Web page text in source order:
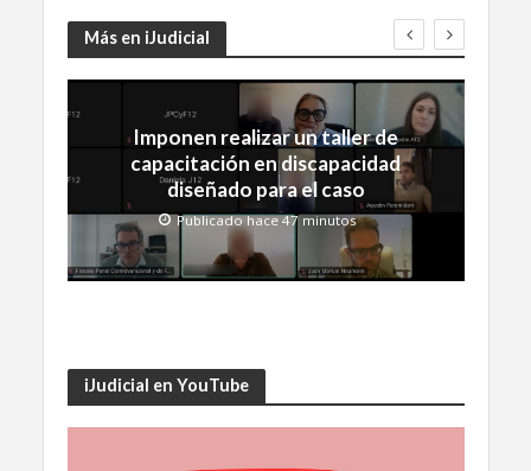
Más en iJudicial
Imponen realizar un taller de
capacitación en discapacidad
diseñado para el caso
Publicado hace 47 minutos
iJudicial en YouTube